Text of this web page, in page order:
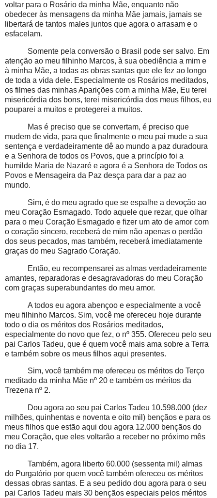
voltar para o Rosário da minha Mãe, enquanto não
obedecer às mensagens da minha Mãe jamais, jamais se
libertará de tantos males juntos que agora o arrasam e o
esfacelam.
Somente pela conversão o Brasil pode ser salvo. Em
atenção ao meu filhinho Marcos, à sua obediência a mim e
à minha Mãe, a todas as obras santas que ele fez ao longo
de toda a vida dele. Especialmente os Rosários meditados,
os filmes das minhas Aparições com a minha Mãe, Eu terei
misericórdia dos bons, terei misericórdia dos meus filhos, eu
pouparei a muitos e protegerei a muitos.
Mas é preciso que se convertam, é preciso que
mudem de vida, para que finalmente o meu pai mude a sua
sentença e verdadeiramente dê ao mundo a paz duradoura
e a Senhora de todos os Povos, que a princípio foi a
humilde Maria de Nazaré e agora é a Senhora de Todos os
Povos e Mensageira da Paz desça para dar a paz ao
mundo.
Sim, é do meu agrado que se espalhe a devoção ao
meu Coração Esmagado. Todo aquele que rezar, que olhar
para o meu Coração Esmagado e fizer um ato de amor com
o coração sincero, receberá de mim não apenas o perdão
dos seus pecados, mas também, receberá imediatamente
graças do meu Sagrado Coração.
Então, eu recompensarei as almas verdadeiramente
amantes, reparadoras e desagravadoras do meu Coração
com graças superabundantes do meu amor.
A todos eu agora abençoo e especialmente a você
meu filhinho Marcos. Sim, você me ofereceu hoje durante
todo o dia os méritos dos Rosários meditados,
especialmente do novo que fez, o nº 355. Ofereceu pelo seu
pai Carlos Tadeu, que é quem você mais ama sobre a Terra
e também sobre os meus filhos aqui presentes.
Sim, você também me ofereceu os méritos do Terço
meditado da minha Mãe nº 20 e também os méritos da
Trezena nº 2.
Dou agora ao seu pai Carlos Tadeu 10.598.000 (dez
milhões, quinhentas e noventa e oito mil) bençãos e para os
meus filhos que estão aqui dou agora 12.000 bençãos do
meu Coração, que eles voltarão a receber no próximo mês
no dia 17.
Também, agora liberto 60.000 (sessenta mil) almas
do Purgatório por quem você também ofereceu os méritos
dessas obras santas. E a seu pedido dou agora para o seu
pai Carlos Tadeu mais 30 bençãos especiais pelos méritos